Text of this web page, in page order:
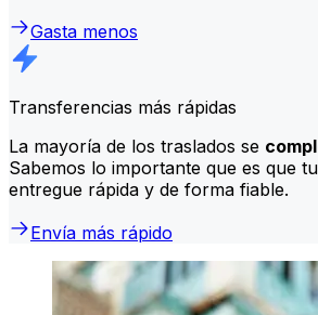
Gasta menos
Transferencias más rápidas
La mayoría de los traslados se
Sabemos lo importante que es que
entregue rápida y de forma fiable.
Envía más rápido